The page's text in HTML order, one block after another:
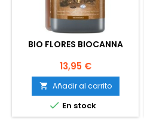
BIO FLORES BIOCANNA
Precio
13,95 €
 Añadir al carrito
 En stock